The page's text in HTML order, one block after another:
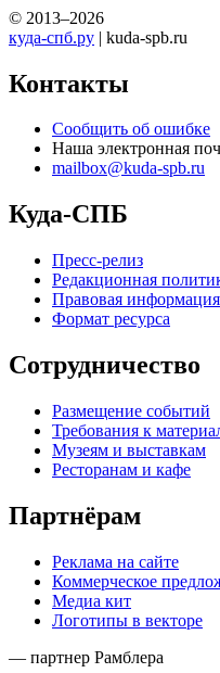
© 2013–2026
куда-спб.ру | kuda-spb.ru
Контакты
Сообщить об ошибке
Наша электронная
mailbox@kuda-spb.ru
Куда-СПБ
Пресс-релиз
Редакционная
Правовая информация
Формат ресурса
Сотрудничество
Размещение событий
Требования к
Музеям и выставкам
Ресторанам и кафе
Партнёрам
Реклама на сайте
Коммерческое
Медиа кит
Логотипы в векторе
— партнер Рамблера